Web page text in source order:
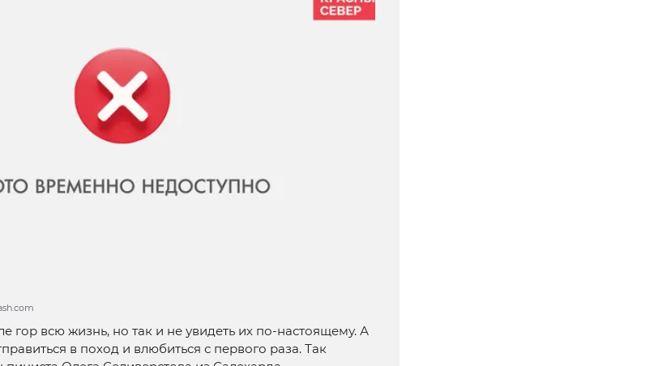
гор всю жизнь, но так и не увидеть их по-настоящему. А
в поход и влюбиться с первого раза. Так